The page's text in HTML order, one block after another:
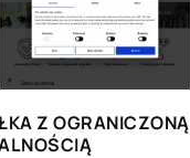
Z OGRANICZONĄ